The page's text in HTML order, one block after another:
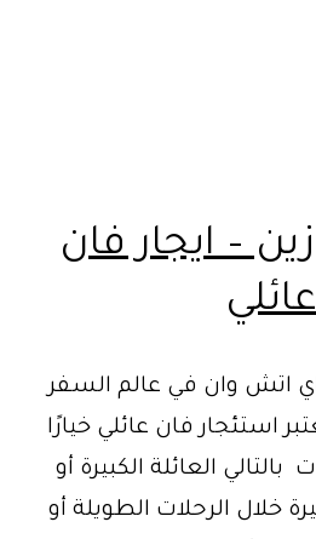
– ايجار فان
عائلي
اتش وان في عالم السفر
استئجار فان عائلي خيارًا
بالتالي العائلة الكبيرة أو
خلال الرحلات الطويلة أو